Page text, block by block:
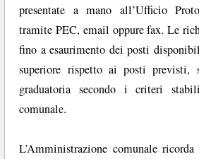
presentate a mano all’Ufficio
tramite PEC, email oppure fax. Le
fino a esaurimento dei posti
superiore rispetto ai posti previsti,
graduatoria secondo i criteri
comunale.
L’Amministrazione comunale